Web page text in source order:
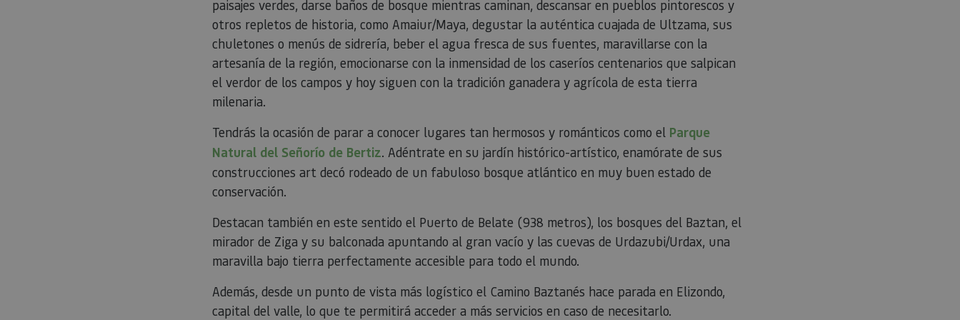
paisajes verdes, darse baños de bosque mientras caminan, descansar en pueblos pintorescos y
otros repletos de historia, como Amaiur/Maya, degustar la auténtica cuajada de Ultzama, sus
chuletones o menús de sidrería, beber el agua fresca de sus fuentes, maravillarse con la
artesanía de la región, emocionarse con la inmensidad de los caseríos centenarios que salpican
el verdor de los campos y hoy siguen con la tradición ganadera y agrícola de esta tierra
milenaria.
Tendrás la ocasión de parar a conocer lugares tan hermosos y románticos como el Parque
Natural del Señorío de Bertiz. Adéntrate en su jardín histórico-artístico, enamórate de sus
construcciones art decó rodeado de un fabuloso bosque atlántico en muy buen estado de
conservación.
Destacan también en este sentido el Puerto de Belate (938 metros), los bosques del Baztan, el
mirador de Ziga y su balconada apuntando al gran vacío y las cuevas de Urdazubi/Urdax, una
maravilla bajo tierra perfectamente accesible para todo el mundo.
Además, desde un punto de vista más logístico el Camino Baztanés hace parada en Elizondo,
capital del valle, lo que te permitirá acceder a más servicios en caso de necesitarlo.
propietarios de sitios web a rastrear el comportamiento de los
visitantes y medir el rendimiento del sitio. Es una cookie de tipo
patrón, donde el prefijo _pk_ses es seguido por una serie corta de
números y letras, que se cree que es un código de referencia para el
dominio que configura la cookie.
_pk_id.59.3f34
www.visitnavarra.es 1 año
Este nombre de cookie está asociado con la plataforma de análisis
web de código abierto Piwik. Se utiliza para ayudar a los
propietarios de sitios web a rastrear el comportamiento de los
dominio que configura la cookie.
pageviewCount
.visitnavarra.es 1 día
Esta cookie se utiliza para contar y rastrear las vistas de la página
por un usuario durante su visita para mejorar y personalizar la
experiencia del usuario.